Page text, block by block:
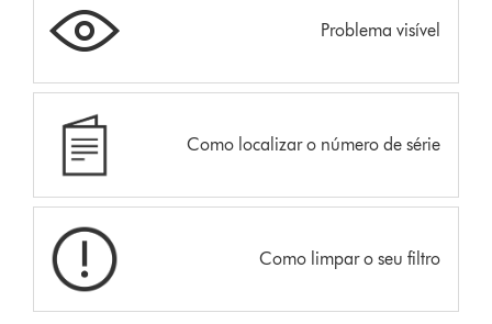
Problema visível
Como localizar o número de série
Como limpar o seu filtro